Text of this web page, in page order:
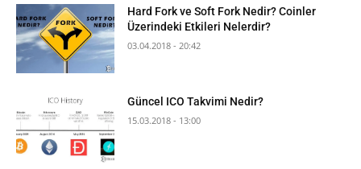
Hard Fork ve Soft Fork Nedir? Coinler
Üzerindeki Etkileri Nelerdir?
03.04.2018 - 20:42
Güncel ICO Takvimi Nedir?
15.03.2018 - 13:00